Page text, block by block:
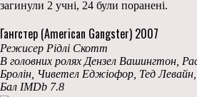
загинули 2 учні, 24 були поранені.
Гангстер (American Gangster) 2007
Режисер Рідлі Скотт
В головних ролях Дензел Вашингтон,
Бролін, Чиветел Еджіофор, Тед
Бал IMDb 7.8